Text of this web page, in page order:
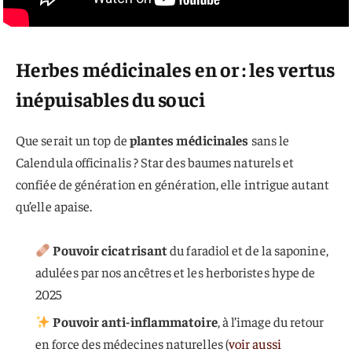
Herbes médicinales en or : les vertus
inépuisables du souci
Que serait un top deplantes médicinales sans le
Calendula officinalis ? Star des baumes naturels et
confiée de génération en génération, elle intrigue autant
qu’elle apaise.
Pouvoir cicatrisantdu faradiol et de la saponine,
adulées par nos ancêtres et les herboristes hype de
2025
Pouvoir anti-inflammatoire, à l’image du retour
en force des médecines naturelles (voir aussi